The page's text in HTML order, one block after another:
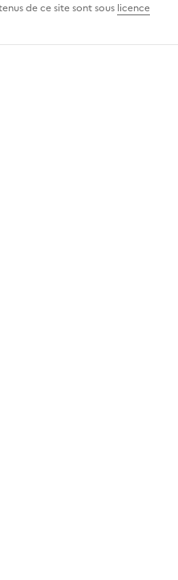
de ce site sont sous licence